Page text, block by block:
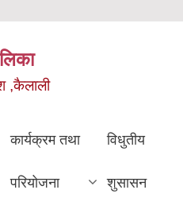
,कैलाली
कार्यक्रम तथा
परियोजना
विधुतीय
शुसासन